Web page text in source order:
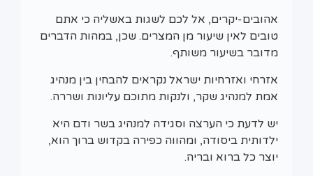
אהובים-יקרים, אל לכם לשגות באשליה כי אתם
טובים לאין שיעור מן המצרים. שכן, במהות הדברים
מדובר בשיעור משותף.
אזרחי ואזרחיות ישראל נקראים להבחין בין מנהיג
אמת למנהיג שקר, ולנקות מתוכם עליונות ושררה.
יש לדעת כי הערצה וסגידה למנהיג בשר ודם היא
ילדותית ביסודה, ומהווה כפירה בקדוש ברוך הוא,
יוצר כל ברוא ובריה.